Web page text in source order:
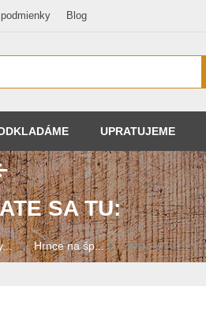
Blog
UPRATUJEME
SA TU:
Hrnce na šp... Parný hrnie...